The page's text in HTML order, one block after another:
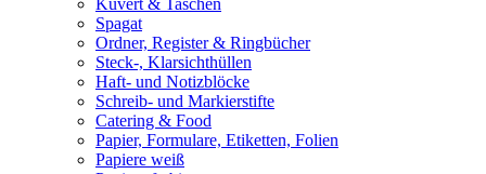
Kuvert & Taschen
Spagat
Ordner, Register & Ringbücher
Steck-, Klarsichthüllen
Haft- und Notizblöcke
Schreib- und Markierstifte
Catering & Food
Papier, Formulare, Etiketten, Folien
Papiere weiß